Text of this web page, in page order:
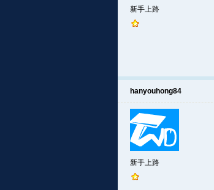
新手上路
hanyouhong84
新手上路